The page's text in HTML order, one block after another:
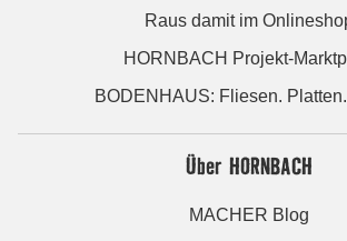
Raus damit im
HORNBACH Projekt-
BODENHAUS: Fliesen.
Über HORNBACH
MACHER Blog